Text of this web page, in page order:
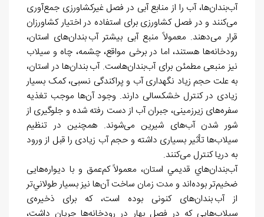
آببندانها، آب را از منابع آبی در فصل غیرکشاورزی جمعآوری
میکنند و در فصل کشاورزی برای استفاده در اختیار کشاورزان
قرار میدهند. معمولاً منبع آبی بيشتر آببندانهای استان،
رودخانهها هستند، اما در برخی مواقع، چشمه، چاه و سیلاب
نیز منبعی مطمئن برای آببندانهاست. آببندانها در استان،
به علت حجم زیاد نگهداری آب و پراکندگی نسبی، کمک بسیار
زیادی در کنترل خشکسالی دارند. وجود آنها موجب تغذیه
سفرههای زیرزمینی، جبران آب از دست رفته شده و جلوگیری از
شور شدن آبهای شیرین میشوند. همچنين در تنظیم
سیلابها تأثیر بسیاری داشته و حجم آب زیادی را قبل از ورود
به دریا کنترل میکنند.
آببندانهاي قدیمي استان، معمولاً کمعمق و با دیوارههایی
ضخیمتر بودهاند و مدت زمان ساخت آنها نیز بسیار طولانيتر
از آببندانهای کنونی بوده است، كه برای ذخیرهی
سیلابهایی که در فصل بهار در رودخانهها جریان داشت،